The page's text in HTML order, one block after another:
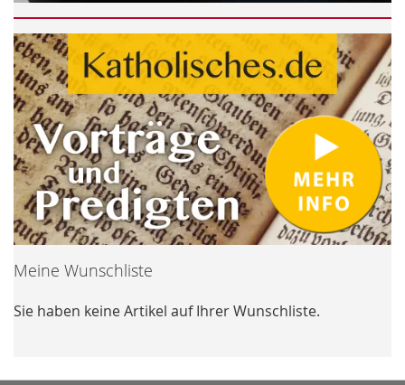
Meine Wunschliste
Sie haben keine Artikel auf Ihrer Wunschliste.